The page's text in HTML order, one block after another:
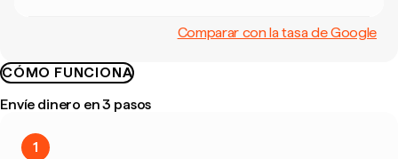
Comparar con la tasa de Google
CÓMO FUNCIONA
Envíe dinero en 3 pasos
1